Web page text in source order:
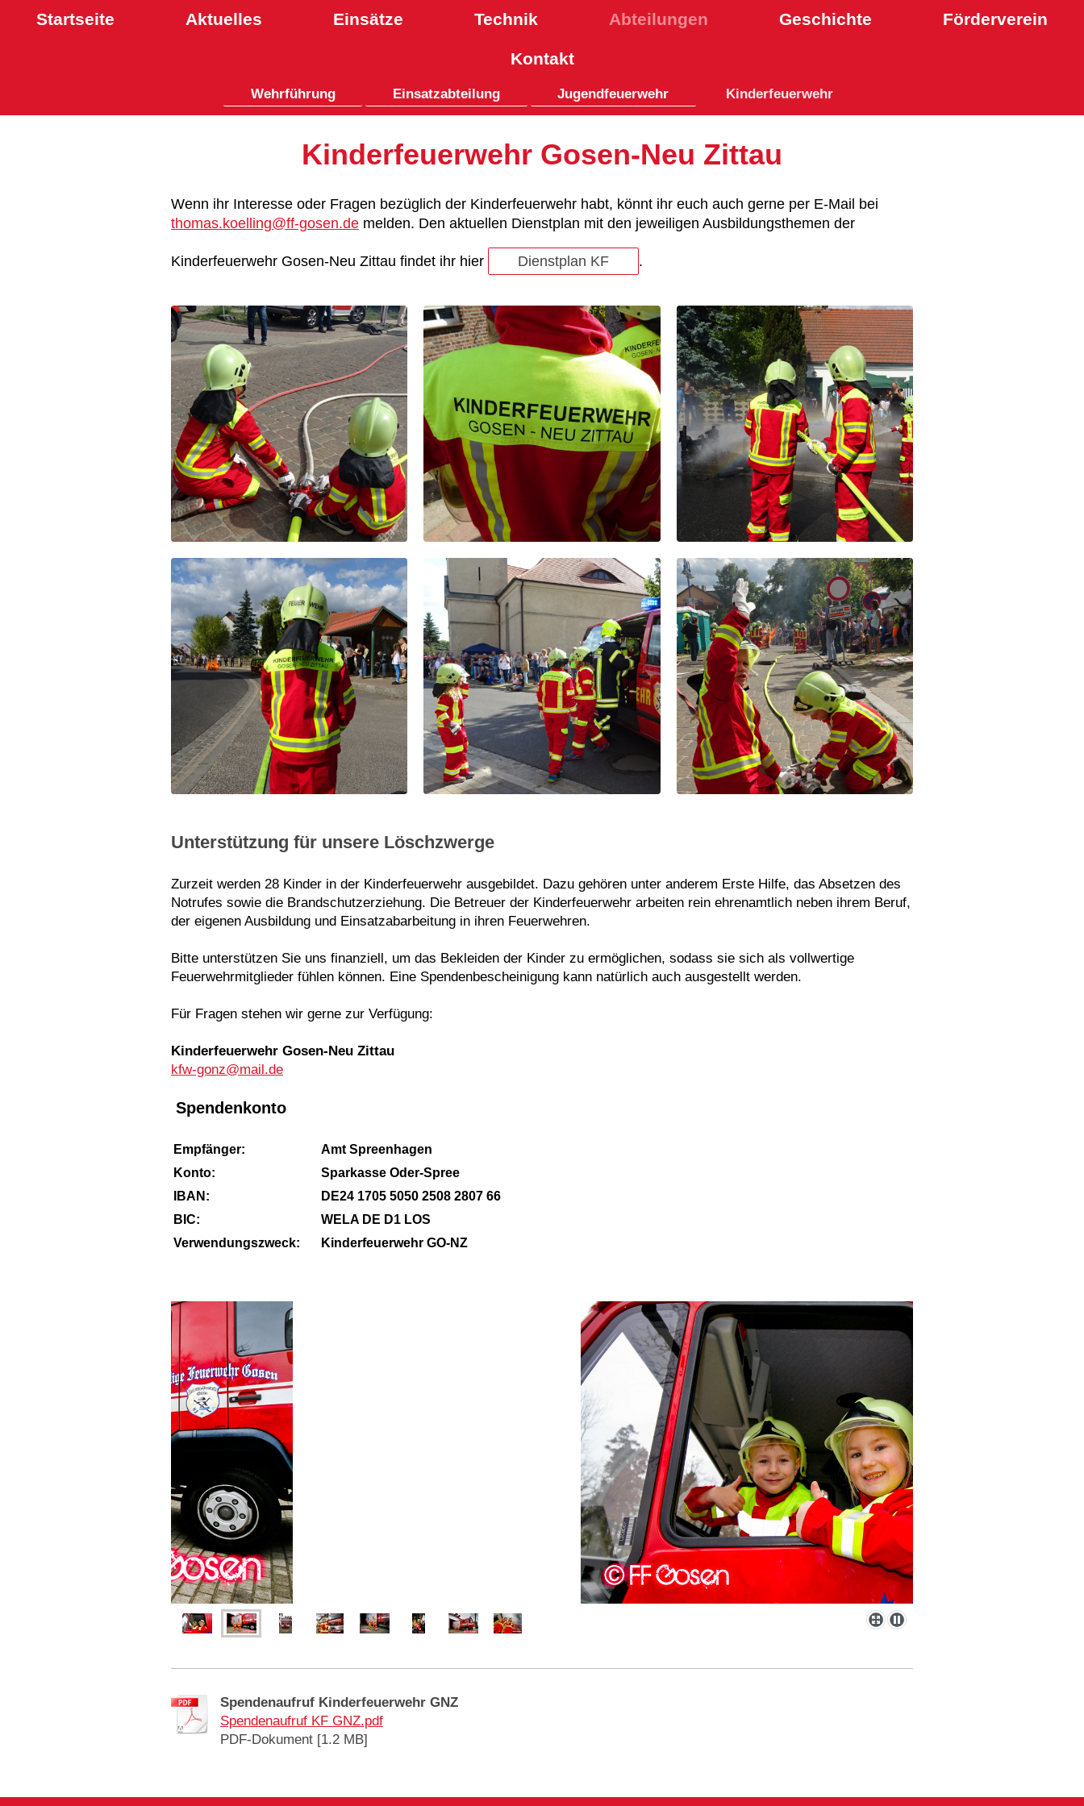
Startseite Aktuelles Einsätze Technik Abteilungen Geschichte Förderverein
Kontakt
Wehrführung Einsatzabteilung Jugendfeuerwehr Kinderfeuerwehr
Kinderfeuerwehr Gosen-Neu Zittau
Wenn ihr Interesse oder Fragen bezüglich der Kinderfeuerwehr habt, könnt ihr euch auch gerne per E-Mail bei
thomas.koelling@ff-gosen.de melden. Den aktuellen Dienstplan mit den jeweiligen Ausbildungsthemen der
Kinderfeuerwehr Gosen-Neu Zittau findet ihr hier Dienstplan KF .
Unterstützung für unsere Löschzwerge
Zurzeit werden 28 Kinder in der Kinderfeuerwehr ausgebildet. Dazu gehören unter anderem Erste Hilfe, das Absetzen des
Notrufes sowie die Brandschutzerziehung. Die Betreuer der Kinderfeuerwehr arbeiten rein ehrenamtlich neben ihrem Beruf,
der eigenen Ausbildung und Einsatzabarbeitung in ihren Feuerwehren.
Bitte unterstützen Sie uns finanziell, um das Bekleiden der Kinder zu ermöglichen, sodass sie sich als vollwertige
Feuerwehrmitglieder fühlen können. Eine Spendenbescheinigung kann natürlich auch ausgestellt werden.
Für Fragen stehen wir gerne zur Verfügung:
Kinderfeuerwehr Gosen-Neu Zittau
kfw-gonz@mail.de
Spendenkonto
Empfänger:
Amt Spreenhagen
Konto:
Sparkasse Oder-Spree
IBAN:
DE24 1705 5050 2508 2807 66
BIC:
WELA DE D1 LOS
Verwendungszweck:
Kinderfeuerwehr GO-NZ
Spendenaufruf Kinderfeuerwehr GNZ
Spendenaufruf KF GNZ.pdf
PDF-Dokument [1.2 MB]